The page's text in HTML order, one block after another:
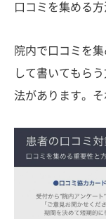
口コミを集める
院内で口コミを
して書いてもら
法があります。